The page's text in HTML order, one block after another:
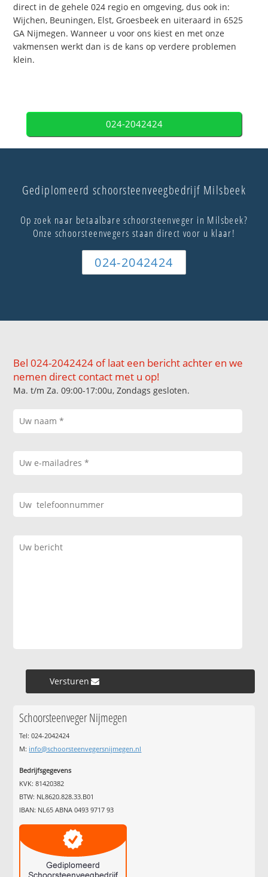
direct in de gehele 024 regio en omgeving, dus ook in:
Wijchen, Beuningen, Elst, Groesbeek en uiteraard in 6525
GA Nijmegen. Wanneer u voor ons kiest en met onze
vakmensen werkt dan is de kans op verdere problemen
klein.
024-2042424
Gediplomeerd schoorsteenveegbedrijf Milsbeek
Op zoek naar betaalbare schoorsteenveger in Milsbeek?
Onze schoorsteenvegers staan direct voor u klaar!
024-2042424
Bel 024-2042424 of laat een bericht achter en we
nemen direct contact met u op!
Ma. t/m Za. 09:00-17:00u, Zondags gesloten.
Versturen »
Schoorsteenveger Nijmegen
Tel: 024-2042424
M: info@schoorsteenvegersnijmegen.nl
Bedrijfsgegevens
KVK: 81420382
BTW: NL8620.828.33.B01
IBAN: NL65 ABNA 0493 9717 93